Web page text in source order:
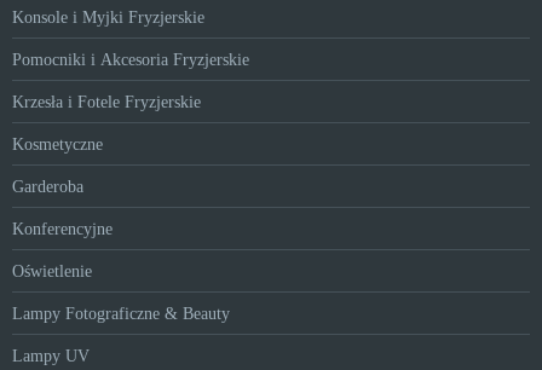
Konsole i Myjki Fryzjerskie
Pomocniki i Akcesoria Fryzjerskie
Krzesła i Fotele Fryzjerskie
Kosmetyczne
Garderoba
Konferencyjne
Oświetlenie
Lampy Fotograficzne & Beauty
Lampy UV